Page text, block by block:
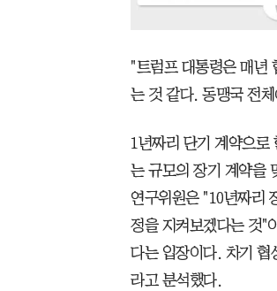
"트럼프 대통령은 매년
는 것 같다. 동맹국 전
1년짜리 단기 계약으로
는 규모의 장기 계약을
연구위원은 "10년짜리
정을 지켜보겠다는 것"
다는 입장이다. 차기 협
라고 분석했다.